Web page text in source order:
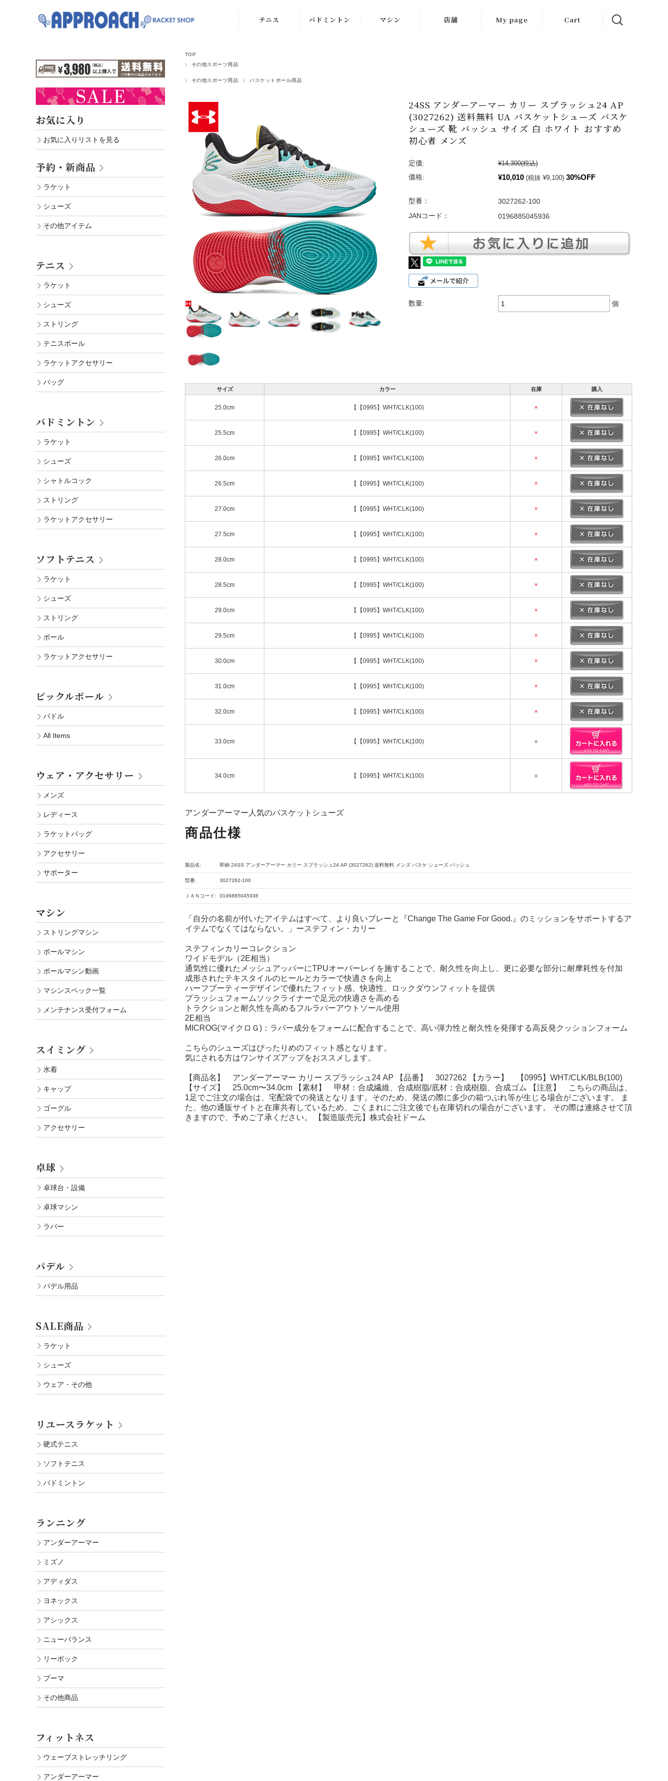
テニス
ウェア
アクセサリ
バッグ
バドミントン マシン
修理メンテナンス
店舗 My page Cart
TOP
その他スポーツ用品
その他スポーツ用品 バスケットボール用品
24SS アンダーアーマー カリー スプラッシュ24 AP
(3027262) 送料無料 UA バスケットシューズ バスケ
シューズ 靴 バッシュ サイズ 白 ホワイト おすすめ
初心者 メンズ
定価: ¥14,300(税込)
価格:
¥10,010 (税抜 ¥9,100) 30%OFF
型番：
3027262-100
JANコード：
0196885045936
数量: 個
サイズ カラー 在庫 購入
25.0cm 【【0995】WHT/CLK(100) ×
25.5cm 【【0995】WHT/CLK(100) ×
26.0cm 【【0995】WHT/CLK(100) ×
26.5cm 【【0995】WHT/CLK(100) ×
27.0cm 【【0995】WHT/CLK(100) ×
27.5cm 【【0995】WHT/CLK(100) ×
28.0cm 【【0995】WHT/CLK(100) ×
28.5cm 【【0995】WHT/CLK(100) ×
29.0cm 【【0995】WHT/CLK(100) ×
29.5cm 【【0995】WHT/CLK(100) ×
30.0cm 【【0995】WHT/CLK(100) ×
31.0cm 【【0995】WHT/CLK(100) ×
32.0cm 【【0995】WHT/CLK(100) ×
33.0cm 【【0995】WHT/CLK(100) ○
34.0cm 【【0995】WHT/CLK(100) ○
アンダーアーマー人気のバスケットシューズ
商品仕様
製品名: 即納 24SS アンダーアーマー カリー スプラッシュ24 AP (3027262) 送料無料 メンズ バスケ シューズ バッシュ
型番: 3027262-100
ＪＡＮコード: 0196885045936
「自分の名前が付いたアイテムはすべて、より良いプレーと『Change The Game For Good.』のミッションをサポートするア
イテムでなくてはならない。」ーステフィン・カリー
ステフィンカリーコレクション
ワイドモデル（2E相当）
通気性に優れたメッシュアッパーにTPUオーバーレイを施することで、耐久性を向上し、更に必要な部分に耐摩耗性を付加
成形されたテキスタイルのヒールとカラーで快適さを向上
ハーフブーティーデザインで優れたフィット感、快適性、ロックダウンフィットを提供
プラッシュフォームソックライナーで足元の快適さを高める
トラクションと耐久性を高めるフルラバーアウトソール使用
2E相当
MICROG(マイクロＧ)：ラバー成分をフォームに配合することで、高い弾力性と耐久性を発揮する高反発クッションフォーム
こちらのシューズはぴったりめのフィット感となります。
気にされる方はワンサイズアップをおススメします。
【商品名】 アンダーアーマー カリー スプラッシュ24 AP 【品番】 3027262 【カラー】 【0995】WHT/CLK/BLB(100)
【サイズ】 25.0cm〜34.0cm 【素材】 甲材：合成繊維、合成樹脂/底材：合成樹脂、合成ゴム 【注意】 こちらの商品は、
1足でご注文の場合は、宅配袋での発送となります。そのため、発送の際に多少の箱つぶれ等が生じる場合がございます。 ま
た、他の通販サイトと在庫共有しているため、ごくまれにご注文後でも在庫切れの場合がございます。 その際は連絡させて頂
きますので、予めご了承ください。 【製造販売元】株式会社ドーム
お気に入り
お気に入りリストを見る
予約・新商品
ラケット
シューズ
その他アイテム
テニス
ラケット
シューズ
ストリング
テニスボール
ラケットアクセサリー
バッグ
バドミントン
ラケット
シューズ
シャトルコック
ストリング
ラケットアクセサリー
ソフトテニス
ラケット
シューズ
ストリング
ボール
ラケットアクセサリー
ピックルボール
パドル
All Items
ウェア・アクセサリー
メンズ
レディース
ラケットバッグ
アクセサリー
サポーター
マシン
ストリングマシン
ボールマシン
ボールマシン動画
マシンスペック一覧
メンテナンス受付フォーム
スイミング
水着
キャップ
ゴーグル
アクセサリー
卓球
卓球台・設備
卓球マシン
ラバー
パデル
パデル用品
SALE商品
ラケット
シューズ
ウェア・その他
リユースラケット
硬式テニス
ソフトテニス
バドミントン
ランニング
アンダーアーマー
ミズノ
アディダス
ヨネックス
アシックス
ニューバランス
リーボック
プーマ
その他商品
フィットネス
ウェーブストレッチリング
アンダーアーマー